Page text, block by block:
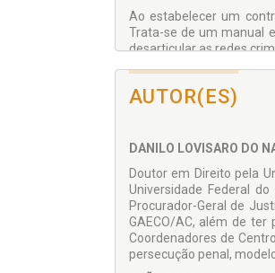
Ao estabelecer um
Trata-se de um manual
desarticular as redes
AUTOR(ES)
DANILO LOVISARO DO
Doutor em Direito pela
Universidade Federal
Procurador-Geral de
GAECO/AC, além de ter
Coordenadores de
persecução penal,